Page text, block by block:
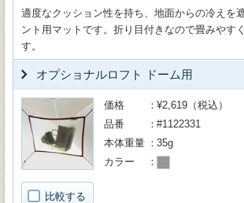
適度なクッション性を持ち、地面からの冷えを
ント用マットです。折り目付きなので畳みやす
す。
オプショナルロフト ドーム用
比較する
価格
¥2,619（税込）
品番
#1122331
本体重量
35g
カラー